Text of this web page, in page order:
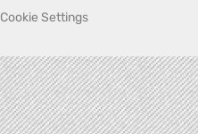
Cookie Settings